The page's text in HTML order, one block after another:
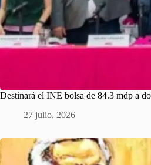
Destinará el INE bolsa de 84.3 mdp a
27 julio, 2026